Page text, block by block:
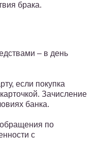
брака.
– в день
если покупка
Зачисление
банка.
по
с